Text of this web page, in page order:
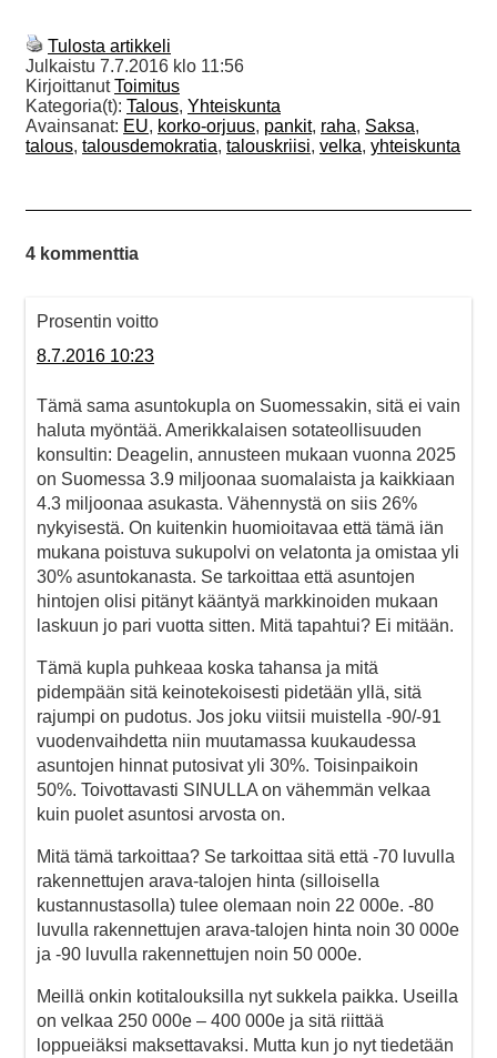
Tulosta artikkeli
Julkaistu 7.7.2016 klo 11:56
KirjoittanutToimitus
Kategoria(t): Talous, Yhteiskunta
Avainsanat: EU, korko-orjuus, pankit, raha, Saksa,
talous, talousdemokratia, talouskriisi, velka, yhteiskunta
4 kommenttia
Prosentin voitto
8.7.2016 10:23
Tämä sama asuntokupla on Suomessakin, sitä ei vain
haluta myöntää. Amerikkalaisen sotateollisuuden
konsultin: Deagelin, annusteen mukaan vuonna 2025
on Suomessa 3.9 miljoonaa suomalaista ja kaikkiaan
4.3 miljoonaa asukasta. Vähennystä on siis 26%
nykyisestä. On kuitenkin huomioitavaa että tämä iän
mukana poistuva sukupolvi on velatonta ja omistaa yli
30% asuntokanasta. Se tarkoittaa että asuntojen
hintojen olisi pitänyt kääntyä markkinoiden mukaan
laskuun jo pari vuotta sitten. Mitä tapahtui? Ei mitään.
Tämä kupla puhkeaa koska tahansa ja mitä
pidempään sitä keinotekoisesti pidetään yllä, sitä
rajumpi on pudotus. Jos joku viitsii muistella -90/-91
vuodenvaihdetta niin muutamassa kuukaudessa
asuntojen hinnat putosivat yli 30%. Toisinpaikoin
50%. Toivottavasti SINULLA on vähemmän velkaa
kuin puolet asuntosi arvosta on.
Mitä tämä tarkoittaa? Se tarkoittaa sitä että -70 luvulla
rakennettujen arava-talojen hinta (silloisella
kustannustasolla) tulee olemaan noin 22 000e. -80
luvulla rakennettujen arava-talojen hinta noin 30 000e
ja -90 luvulla rakennettujen noin 50 000e.
Meillä onkin kotitalouksilla nyt sukkela paikka. Useilla
on velkaa 250 000e – 400 000e ja sitä riittää
loppueiäksi maksettavaksi. Mutta kun jo nyt tiedetään